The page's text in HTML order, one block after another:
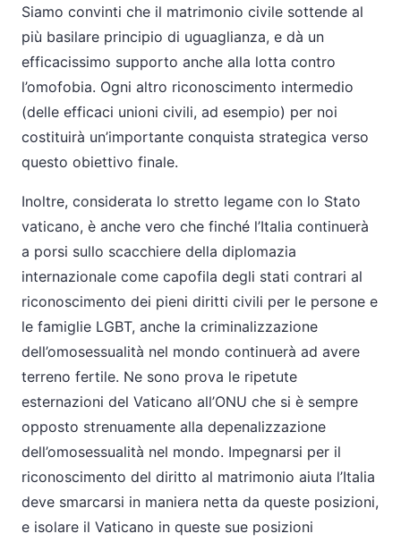
Siamo convinti che il matrimonio civile sottende al
più basilare principio di uguaglianza, e dà un
efficacissimo supporto anche alla lotta contro
l’omofobia. Ogni altro riconoscimento intermedio
(delle efficaci unioni civili, ad esempio) per noi
costituirà un’importante conquista strategica verso
questo obiettivo finale.
Inoltre, considerata lo stretto legame con lo Stato
vaticano, è anche vero che finché l’Italia continuerà
a porsi sullo scacchiere della diplomazia
internazionale come capofila degli stati contrari al
riconoscimento dei pieni diritti civili per le persone e
le famiglie LGBT, anche la criminalizzazione
dell’omosessualità nel mondo continuerà ad avere
terreno fertile. Ne sono prova le ripetute
esternazioni del Vaticano all’ONU che si è sempre
opposto strenuamente alla depenalizzazione
dell’omosessualità nel mondo. Impegnarsi per il
riconoscimento del diritto al matrimonio aiuta l’Italia
deve smarcarsi in maniera netta da queste posizioni,
e isolare il Vaticano in queste sue posizioni